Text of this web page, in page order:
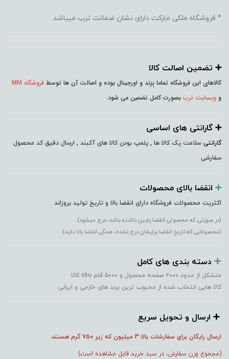
* فروشگاه ملکی مارکت دارای نشان ضمانت ترب میباشد.
➕️ تضمین اصالت کالا
کالاهای این فروشگاه تماما بِرَند و اورجینال بوده و اصالت آن ها توسط فروشگاه MM
و وبسایت ترب بصورت کامل تضمین می شود.
➕️ گارانتی های اساسی
گارانتی سلامت پک کالا ها , پلمپ بودن کالا های آکبند , ارسال دقیق کد محصول
سفارشی
➕️ انقضا بالای محصولات
اکثریت محصولات فروشگاه دارای انقضا بالا و تاریخ تولید بروزاند
(در صورتی که محصولی انقضا پایین داشته باشد، درج میشود)
(محصولاتی که تاریخ انقضا برایشان درج نشده، همگی انقضا بالا دارند)
➕️ دسته بندی های کامل
متشکل از حدود ۲۰۰۰ صفحه محصول و ۵۰۰۰ قلم sku کالا
کالا هایی انتخاب شده از محبوب ترین برند های خارجی و ایرانی
➕️ ارسال و تحویل سریع
ارسال رایگان برای سفارشات بالا 3 میلیون که زیر ۷۵۰ گرم هستند
(مجموع وزن سفارش، در سبد خرید قابل مشاهده است)